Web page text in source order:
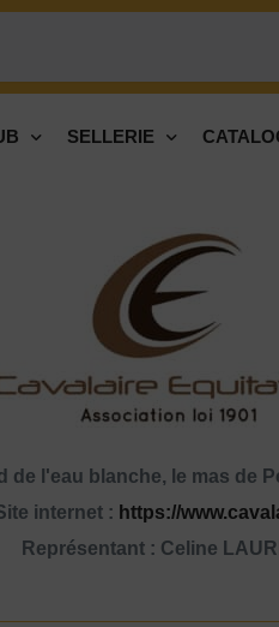
SELLERIE
de l'eau blanche, le mas de
internet : https://
Représentant : Celine